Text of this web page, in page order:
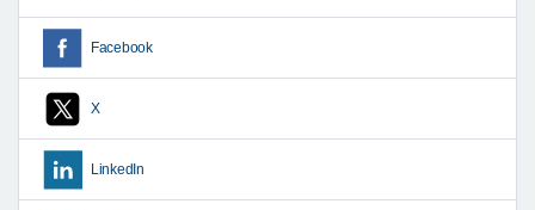
Facebook
X
LinkedIn